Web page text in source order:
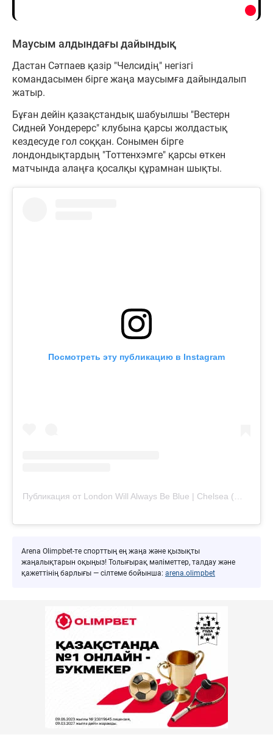
Маусым алдындағы дайындық
Дастан Сәтпаев қазір "Челсидің" негізгі
командасымен бірге жаңа маусымға дайындалып
жатыр.
Бұған дейін қазақстандық шабуылшы "Вестерн
Сидней Уондерерс" клубына қарсы жолдастық
кездесуде гол соққан. Сонымен бірге
лондондықтардың "Тоттенхэмге" қарсы өткен
матчында алаңға қосалқы құрамнан шықты.
Посмотреть эту публикацию в Instagram
Arena Olimpbet-те спорттың ең жаңа және қызықты
жаңалықтарын оқыңыз! Толығырақ мәліметтер, талдау және
қажеттінің барлығы — сілтеме бойынша: arena.olimpbet